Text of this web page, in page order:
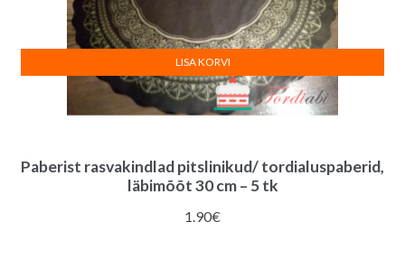
Paberist rasvakindlad pitslinikud/ tordialuspaberid,
läbimõõt 30 cm – 5 tk
1.90€
LISA KORVI